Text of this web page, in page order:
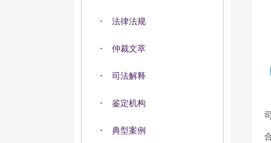
· 法律法规
· 仲裁文萃
· 司法解释
· 鉴定机构
· 典型案例